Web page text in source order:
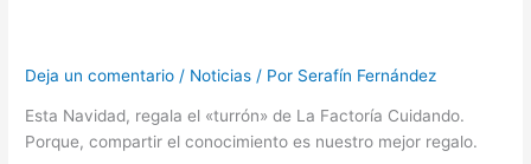
Deja un comentario / Noticias / Por Serafín Fernández
Esta Navidad, regala el «turrón» de La Factoría Cuidando.
Porque, compartir el conocimiento es nuestro mejor regalo.